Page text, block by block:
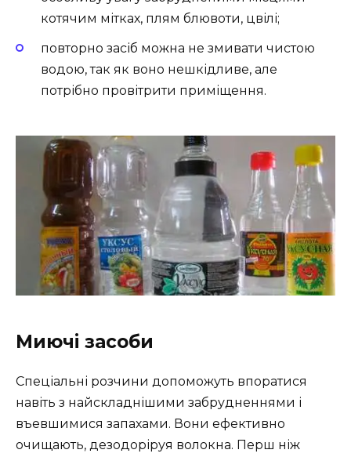
котячим мітках, плям блювоти, цвілі;
повторно засіб можна не змивати чистою
водою, так як воно нешкідливе, але
потрібно провітрити приміщення.
Миючі засоби
Спеціальні розчини допоможуть впоратися
навіть з найскладнішими забрудненнями і
въевшимися запахами. Вони ефективно
очищають, дезодоріруя волокна. Перш ніж